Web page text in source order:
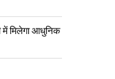
में मिलेगा आधुनिक